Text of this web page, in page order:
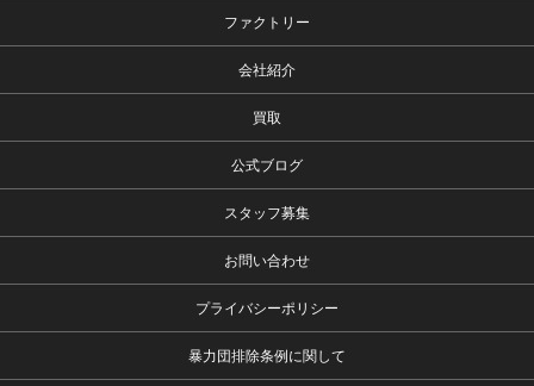
ファクトリー
会社紹介
買取
公式ブログ
スタッフ募集
お問い合わせ
プライバシーポリシー
暴力団排除条例に関して